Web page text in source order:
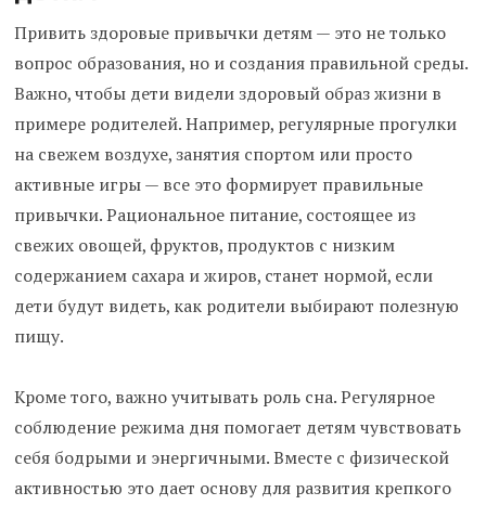
Привить здоровые привычки детям — это не только
вопрос образования, но и создания правильной среды.
Важно, чтобы дети видели здоровый образ жизни в
примере родителей. Например, регулярные прогулки
на свежем воздухе, занятия спортом или просто
активные игры — все это формирует правильные
привычки. Рациональное питание, состоящее из
свежих овощей, фруктов, продуктов с низким
содержанием сахара и жиров, станет нормой, если
дети будут видеть, как родители выбирают полезную
пищу.
Кроме того, важно учитывать роль сна. Регулярное
соблюдение режима дня помогает детям чувствовать
себя бодрыми и энергичными. Вместе с физической
активностью это дает основу для развития крепкого